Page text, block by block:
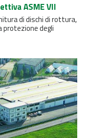
ASME VII
di dischi di rottura,
degli